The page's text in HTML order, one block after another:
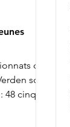
du
sont
48 cinq